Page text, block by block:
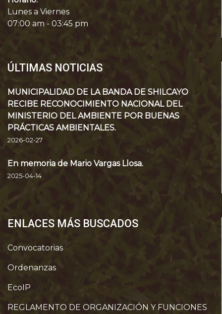
Lunes a Viernes
07:00 am - 03:45 pm
ÚLTIMAS NOTICIAS
MUNICIPALIDAD DE LA BANDA DE SHILCAYO
RECIBE RECONOCIMIENTO NACIONAL DEL
MINISTERIO DEL AMBIENTE POR BUENAS
PRÁCTICAS AMBIENTALES.
2026-02-27
En memoria de Mario Vargas Llosa.
2025-04-14
ENLACES MÁS BUSCADOS
Convocatorias
Ordenanzas
EcoIP
REGLAMENTO DE ORGANIZACIÓN Y FUNCIONES